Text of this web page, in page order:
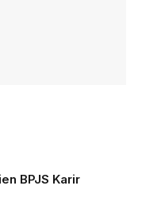
BPJS Karir